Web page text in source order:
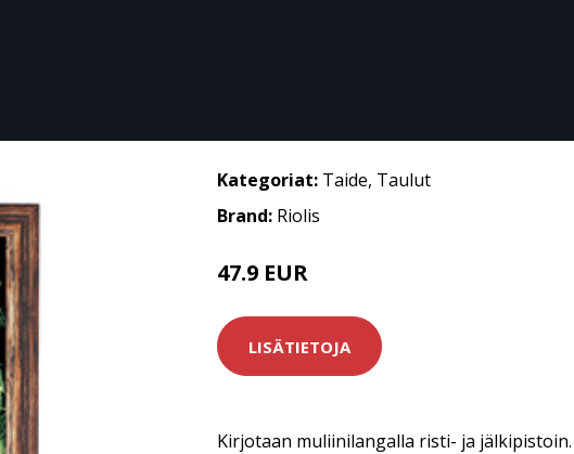
Kategoriat: Taide, Taulut
Brand: Riolis
47.9 EUR
LISÄTIETOJA
Kirjotaan muliinilangalla risti- ja jälkipistoin.